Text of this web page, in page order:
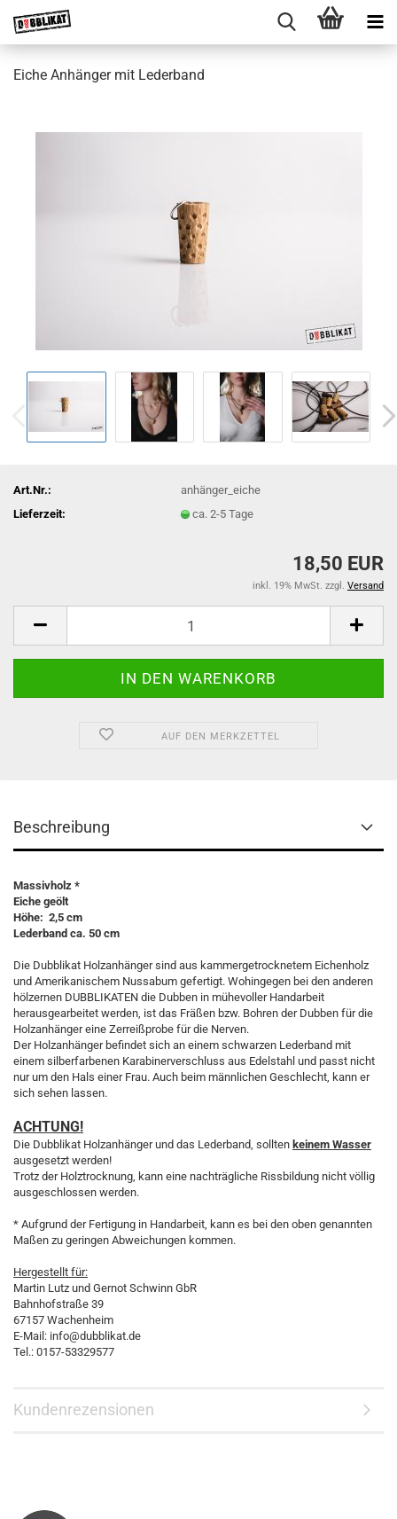
Eiche Anhänger mit Lederband
Art.Nr.:
anhänger_eiche
Lieferzeit:
ca. 2-5 Tage
18,50 EUR
inkl. 19% MwSt. zzgl. Versand
AUF DEN MERKZETTEL
Beschreibung
Massivholz *
Eiche geölt
Höhe: 2,5 cm
Lederband ca. 50 cm
Die Dubblikat Holzanhänger sind aus kammergetrocknetem Eichenholz
und Amerikanischem Nussabum gefertigt. Wohingegen bei den anderen
hölzernen DUBBLIKATEN die Dubben in mühevoller Handarbeit
herausgearbeitet werden, ist das Fräßen bzw. Bohren der Dubben für die
Holzanhänger eine Zerreißprobe für die Nerven.
Der Holzanhänger befindet sich an einem schwarzen Lederband mit
einem silberfarbenen Karabinerverschluss aus Edelstahl und passt nicht
nur um den Hals einer Frau. Auch beim männlichen Geschlecht, kann er
sich sehen lassen.
ACHTUNG!
Die Dubblikat Holzanhänger und das Lederband, sollten keinem Wasser
ausgesetzt werden!
Trotz der Holztrocknung, kann eine nachträgliche Rissbildung nicht völlig
ausgeschlossen werden.
* Aufgrund der Fertigung in Handarbeit, kann es bei den oben genannten
Maßen zu geringen Abweichungen kommen.
Hergestellt für:
Martin Lutz und Gernot Schwinn GbR
Bahnhofstraße 39
67157 Wachenheim
E-Mail: info@dubblikat.de
Tel.: 0157-53329577
Kundenrezensionen